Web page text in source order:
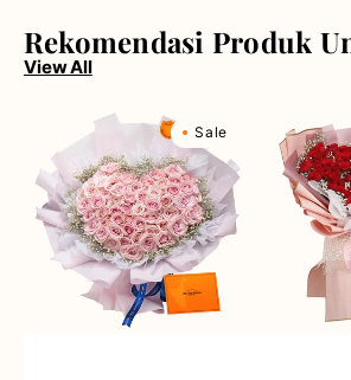
Rekomendasi Produk
View All
(Premium
Edition)
Sale
Rose
Rhapsody